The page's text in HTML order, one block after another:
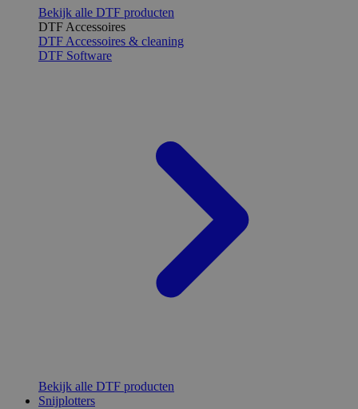
Bekijk alle DTF producten
DTF Accessoires
DTF Accessoires & cleaning
DTF Software
Bekijk alle DTF producten
Snijplotters